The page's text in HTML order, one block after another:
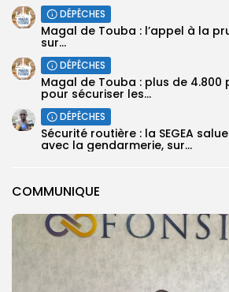
COMMUNIQUE
DÉPÊCHES
Magal de Touba : l’appel à la
sur...
DÉPÊCHES
Magal de Touba : plus de 4.800
pour sécuriser les...
DÉPÊCHES
Sécurité routière : la SEGEA
avec la gendarmerie, sur...